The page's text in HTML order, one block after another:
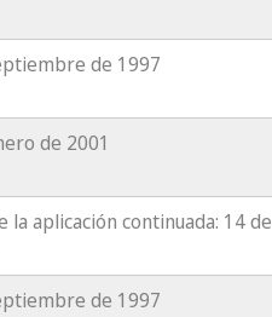
de 1997
de 2001
la aplicación continuada: 14 de
de 1997